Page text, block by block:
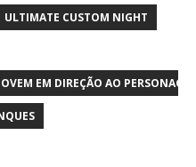
ULTIMATE CUSTOM NIGHT
EM DIREÇÃO AO